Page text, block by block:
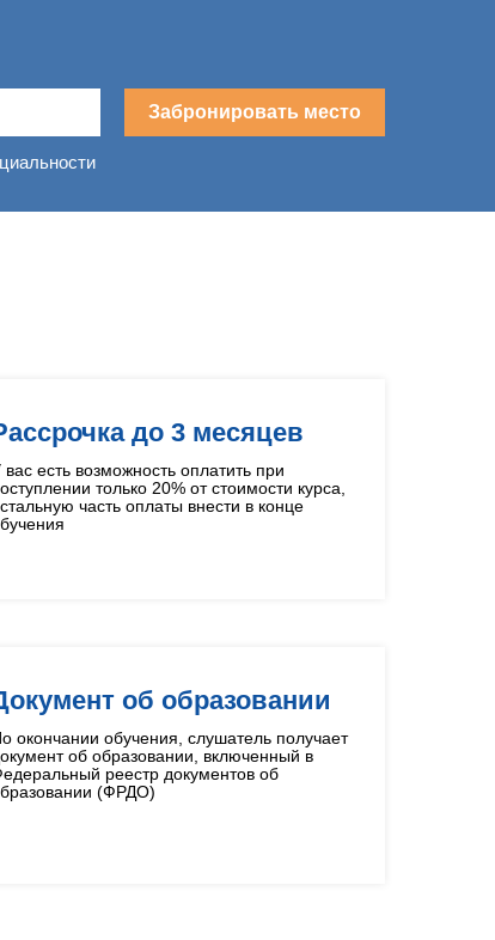
Забронировать место
до 3 месяцев
вас есть возможность оплатить при
только 20% от стоимости курса,
часть оплаты внести в конце
об образовании
окончании обучения, слушатель получает
об образовании, включенный в
реестр документов об
(ФРДО)